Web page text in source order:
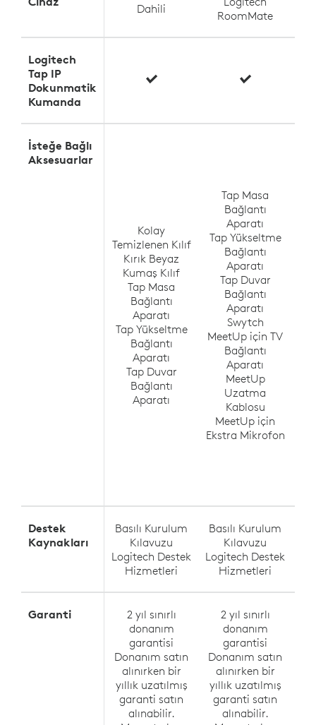
Dahili
RoomMate
Logitech
Tap IP
Dokunmatik
Kumanda
İsteğe Bağlı
Aksesuarlar
Kolay
Temizlenen Kılıf
Kırık Beyaz
Kumaş Kılıf
Tap Masa
Bağlantı
Aparatı
Tap Yükseltme
Bağlantı
Aparatı
Tap Duvar
Bağlantı
Aparatı
Tap Masa
Bağlantı
Aparatı
Tap Yükseltme
Bağlantı
Aparatı
Tap Duvar
Bağlantı
Aparatı
Swytch
MeetUp için TV
Bağlantı
Aparatı
MeetUp
Uzatma
Kablosu
MeetUp için
Ekstra Mikrofon
Destek
Kaynakları
Basılı Kurulum
Kılavuzu
Logitech Destek
Hizmetleri
Basılı Kurulum
Kılavuzu
Logitech Destek
Hizmetleri
Garanti
2 yıl sınırlı
donanım
garantisi
Donanım satın
alınırken bir
yıllık uzatılmış
garanti satın
alınabilir.
2 yıl sınırlı
donanım
garantisi
Donanım satın
alınırken bir
yıllık uzatılmış
garanti satın
alınabilir.